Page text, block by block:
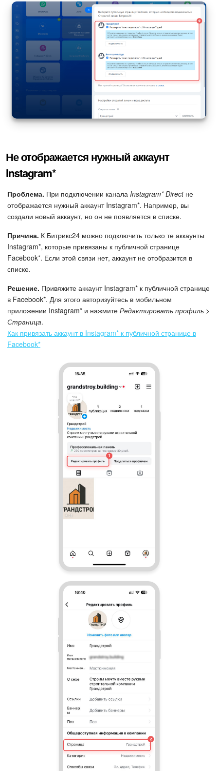
Не отображается нужный аккаунт
Instagram*
Проблема. При подключении канала Instagram* Directне
отображается нужный аккаунт Instagram*. Например, вы
создали новый аккаунт, но он не появляется в списке.
Причина. К Битрикс24 можно подключить только те аккаунты
Instagram*, которые привязаны к публичной странице
Facebook*. Если этой связи нет, аккаунт не отобразится в
списке.
Решение. Привяжите аккаунт Instagram* к публичной странице
в Facebook*. Для этого авторизуйтесь в мобильном
приложении Instagram* и нажмите Редактировать профиль >
Страница.
Как привязать аккаунт в Instagram* к публичной странице в
Facebook*